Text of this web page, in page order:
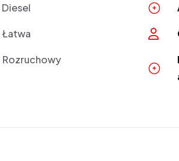
Diesel
Łatwa
Rozruchowy